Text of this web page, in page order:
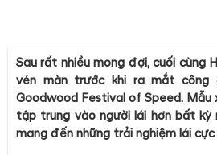
Sau rất nhiều mong đợi, cuối cùng
vén màn trước khi ra mắt
Goodwood Festival of Speed.
tập trung vào người lái hơn bất
mang đến những trải nghiệm lái cực